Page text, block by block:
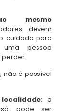
mesmo
devem
cuidado para
pessoa
perder.
não é possível
o
só pode ser